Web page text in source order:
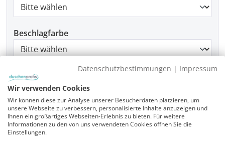
Beschlagfarbe
Montage
Produkt Anzahl: Gib den gewünschten
In den Warenkorb
Datenschutzbestimmungen | Impressum
Wir verwenden Cookies
Wir können diese zur Analyse unserer Besucherdaten platzieren, um
unsere Webseite zu verbessern, personalisierte Inhalte anzuzeigen und
Ihnen ein großartiges Webseiten-Erlebnis zu bieten. Für weitere
Informationen zu den von uns verwendeten Cookies öffnen Sie die
Einstellungen.